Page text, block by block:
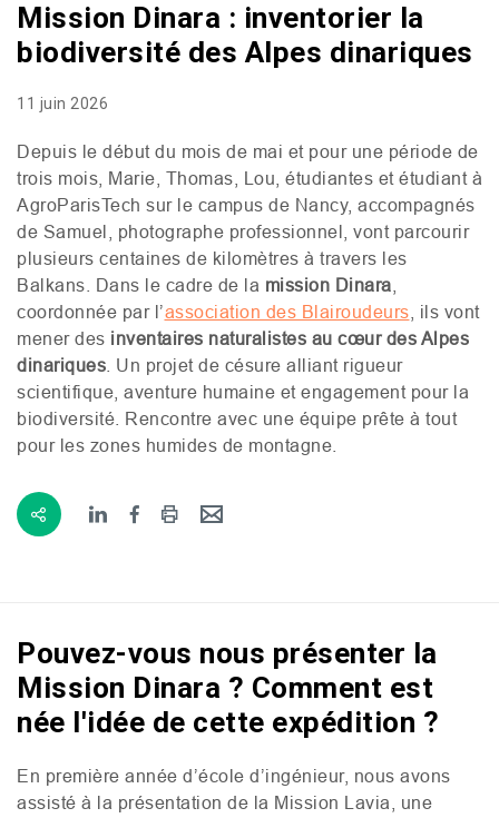
Mission Dinara : inventorier la
biodiversité des Alpes dinariques
11 juin 2026
Depuis le début du mois de mai et pour une période de
trois mois, Marie, Thomas, Lou, étudiantes et étudiant à
AgroParisTech sur le campus de Nancy, accompagnés
de Samuel, photographe professionnel, vont parcourir
plusieurs centaines de kilomètres à travers les
Balkans. Dans le cadre de la mission Dinara
coordonnée par l’association des Blairoudeurs , ils vont
mener des inventaires naturalistes au cœur des Alpes
dinariques . Un projet de césure alliant rigueur
scientifique, aventure humaine et engagement pour la
biodiversité. Rencontre avec une équipe prête à tout
pour les zones humides de montagne.
Pouvez-vous nous présenter la
Mission Dinara ? Comment est
née l'idée de cette expédition ?
En première année d’école d’ingénieur, nous avons
assisté à la présentation de la Mission Lavia, une